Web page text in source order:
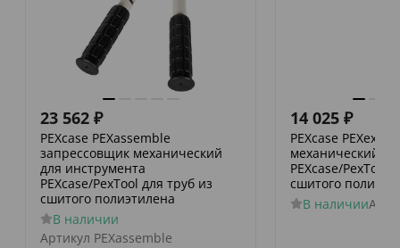
23 562 ₽
PEXcase PEXassemble
запрессовщик механический
для инструмента
PEXcase/PexTool для труб из
сшитого полиэтилена
В наличии
Артикул PEXassemble
14 025 ₽
PEXcase
механический
PEXcase/PexTool
сшитого
В наличии